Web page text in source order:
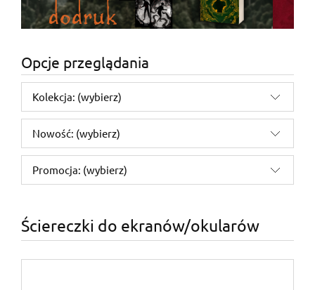
Opcje przeglądania
Kolekcja: (wybierz)
Nowość: (wybierz)
Promocja: (wybierz)
Ściereczki do ekranów/okularów